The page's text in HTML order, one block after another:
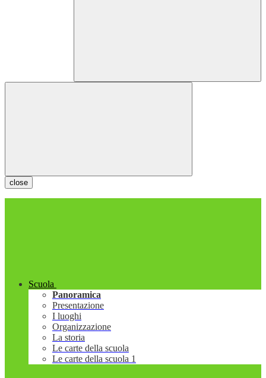
close
Scuola
Panoramica
Presentazione
I luoghi
Organizzazione
La storia
Le carte della scuola
Le carte della scuola 1